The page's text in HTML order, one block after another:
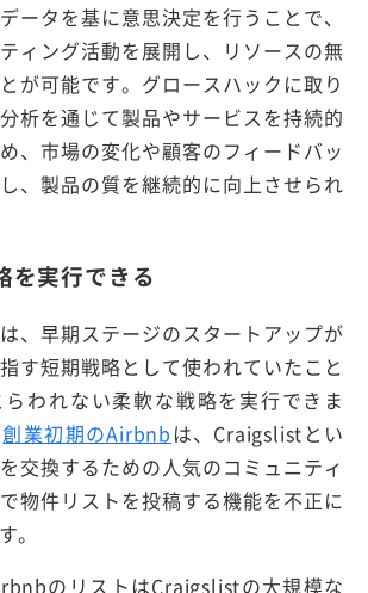
ータを基に意思決定を行うことで、
ィング活動を展開し、リソースの無
が可能です。グロースハックに取り
析を通じて製品やサービスを持続的
、市場の変化や顧客のフィードバッ
、製品の質を継続的に向上させられ
を実行できる
、早期ステージのスタートアップが
す短期戦略として使われていたこと
われない柔軟な戦略を実行できま
創業初期のAirbnb は、Craigslistとい
交換するための人気のコミュニティ
物件リストを投稿する機能を不正に
。
のリストはCraigslistの大規模な